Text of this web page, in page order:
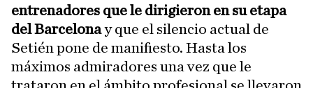
entrenadores que le dirigieron en su etapa
del Barcelonay que el silencio actual de
Setién pone de manifiesto. Hasta los
máximos admiradores una vez que le